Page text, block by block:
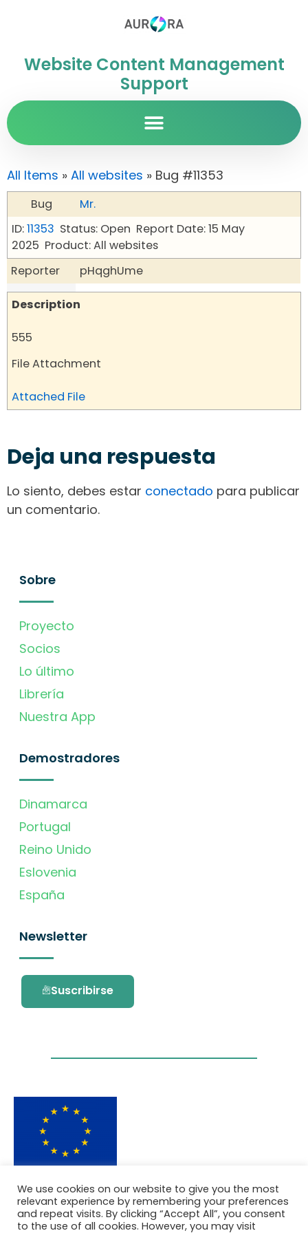
Website Content Management
Support
All Items » All websites » Bug #11353
Bug
Mr.
ID:11353 Status: Open Report Date: 15 May
2025 Product: All websites
Reporter
pHqghUme
Description
555
File Attachment
Attached File
Deja una respuesta
Lo siento, debes estar conectado para publicar
un comentario.
Sobre
Proyecto
Socios
Lo último
Librería
Nuestra App
Demostradores
Dinamarca
Portugal
Reino Unido
Eslovenia
España
Newsletter
Suscribirse
Este proyecto ha recibido financiación del
programa de investigación e innovación
Horizonte 2020 de la Unión Europea en virtud
del acuerdo de subvención No. 101036418.
We use cookies on our website to give you the most
relevant experience by remembering your preferences
and repeat visits. By clicking “Accept All”, you consent
to the use of all cookies. However, you may visit